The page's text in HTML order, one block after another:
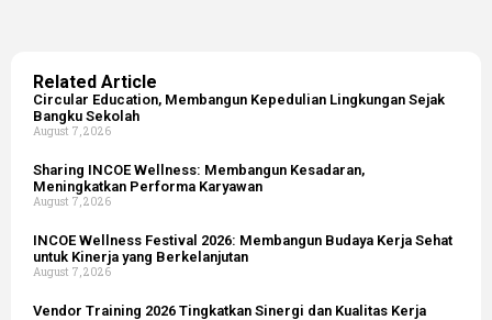
Related Article
Circular Education, Membangun Kepedulian Lingkungan Sejak
Bangku Sekolah
August 7, 2026
Sharing INCOE Wellness: Membangun Kesadaran,
Meningkatkan Performa Karyawan
August 7, 2026
INCOE Wellness Festival 2026: Membangun Budaya Kerja Sehat
untuk Kinerja yang Berkelanjutan
August 7, 2026
Vendor Training 2026 Tingkatkan Sinergi dan Kualitas Kerja